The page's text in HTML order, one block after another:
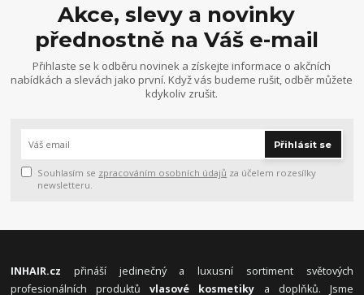
Akce, slevy a novinky
přednostně na Váš e-mail
Přihlaste se k odběru novinek a získejte informace o akčních
nabídkách a slevách jako první. Když vás budeme rušit, odběr můžete
kdykoliv zrušit.
Přihlásit se
Souhlasím se zpracováním osobních údajů za účelem rozesílky
newsletteru.
INHAIR.cz přináší jedinečný a luxusní sortiment světových
profesionálních produktůvlasové kosmetiky a doplňků. Jsme